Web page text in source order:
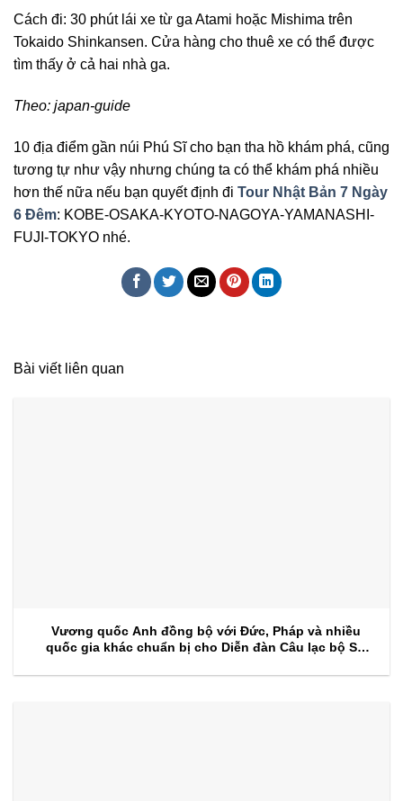
Cách đi: 30 phút lái xe từ ga Atami hoặc Mishima trên
Tokaido Shinkansen. Cửa hàng cho thuê xe có thể được
tìm thấy ở cả hai nhà ga.
Theo: japan-guide
10 địa điểm gần núi Phú Sĩ cho bạn tha hồ khám phá, cũng
tương tự như vậy nhưng chúng ta có thể khám phá nhiều
hơn thế nữa nếu bạn quyết định đi Tour Nhật Bản 7 Ngày
6 Đêm: KOBE-OSAKA-KYOTO-NAGOYA-YAMANASHI-
FUJI-TOKYO nhé.
Bài viết liên quan
Vương quốc Anh đồng bộ với Đức, Pháp và nhiều
quốc gia khác chuẩn bị cho Diễn đàn Câu lạc bộ Sự